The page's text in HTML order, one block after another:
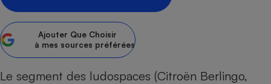
Ajouter Que Choisir
à mes sources préférées
Le segment des ludospaces (Citroën Berlingo,